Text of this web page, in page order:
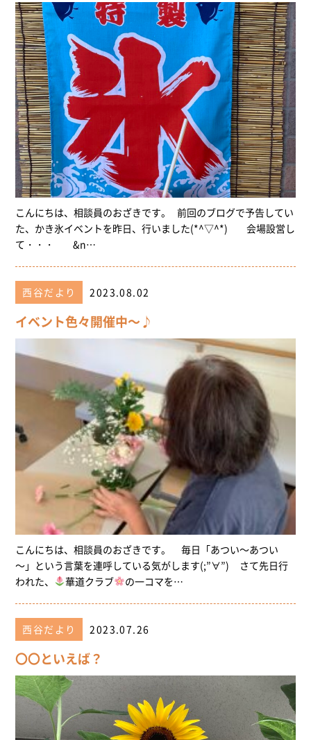
こんにちは、相談員のおざきです。 前回のブログで予告してい
た、かき氷イベントを昨日、行いました(*^▽^*) 会場設営し
て・・・ &n…
西谷だより 2023.08.02
イベント色々開催中～♪
こんにちは、相談員のおざきです。 毎日「あつい～あつい
～」という言葉を連呼している気がします(;”∀”) さて先日行
われた、
華道クラブ の一コマを…
西谷だより 2023.07.26
〇〇といえば？